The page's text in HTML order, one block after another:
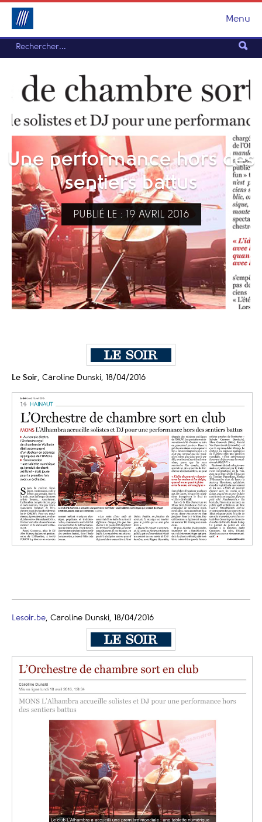
Menu
Une performance hors des
sentiers battus
PUBLIÉ LE : 19 AVRIL 2016
Le Soir, Caroline Dunski, 18/04/2016
Lesoir.be , Caroline Dunski, 18/04/2016